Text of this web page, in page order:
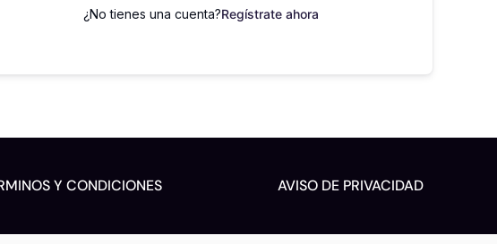
¿No tienes una cuenta?Regístrate ahora
Y CONDICIONES AVISO DE PRIVACIDAD